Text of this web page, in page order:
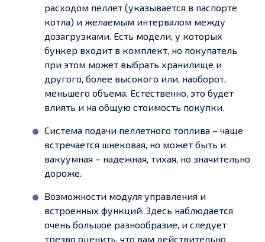
расходом пеллет (указывается в паспорте
котла) и желаемым интервалом между
дозагрузками. Есть модели, у которых
бункер входит в комплект, но покупатель
при этом может выбрать хранилище и
другого, более высокого или, наоборот,
меньшего объема. Естественно, это будет
влиять и на общую стоимость покупки.
Система подачи пеллетного топлива – чаще
встречается шнековая, но может быть и
вакуумная – надежная, тихая, но значительно
дороже.
Возможности модуля управления и
встроенных функций. Здесь наблюдается
очень большое разнообразие, и следует
трезво оценить, что вам действительно